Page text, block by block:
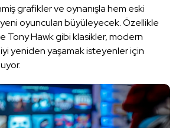
grafikler ve oynanışla hem eski
oyuncuları büyüleyecek. Özellikle
Tony Hawk gibi klasikler, modern
yeniden yaşamak isteyenler için